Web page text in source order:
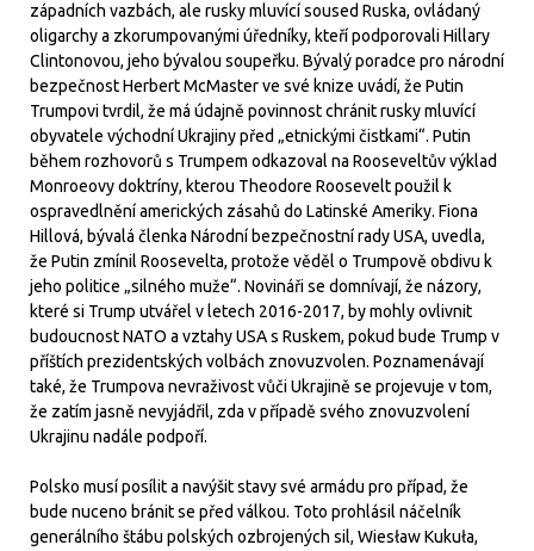
západních vazbách, ale rusky mluvící soused Ruska, ovládaný
oligarchy a zkorumpovanými úředníky, kteří podporovali Hillary
Clintonovou, jeho bývalou soupeřku. Bývalý poradce pro národní
bezpečnost Herbert McMaster ve své knize uvádí, že Putin
Trumpovi tvrdil, že má údajně povinnost chránit rusky mluvící
obyvatele východní Ukrajiny před „etnickými čistkami“. Putin
během rozhovorů s Trumpem odkazoval na Rooseveltův výklad
Monroeovy doktríny, kterou Theodore Roosevelt použil k
ospravedlnění amerických zásahů do Latinské Ameriky. Fiona
Hillová, bývalá členka Národní bezpečnostní rady USA, uvedla,
že Putin zmínil Roosevelta, protože věděl o Trumpově obdivu k
jeho politice „silného muže“. Novináři se domnívají, že názory,
které si Trump utvářel v letech 2016-2017, by mohly ovlivnit
budoucnost NATO a vztahy USA s Ruskem, pokud bude Trump v
příštích prezidentských volbách znovuzvolen. Poznamenávají
také, že Trumpova nevraživost vůči Ukrajině se projevuje v tom,
že zatím jasně nevyjádřil, zda v případě svého znovuzvolení
Ukrajinu nadále podpoří.
Polsko musí posílit a navýšit stavy své armádu pro případ, že
bude nuceno bránit se před válkou. Toto prohlásil náčelník
generálního štábu polských ozbrojených sil, Wiesław Kukuła,